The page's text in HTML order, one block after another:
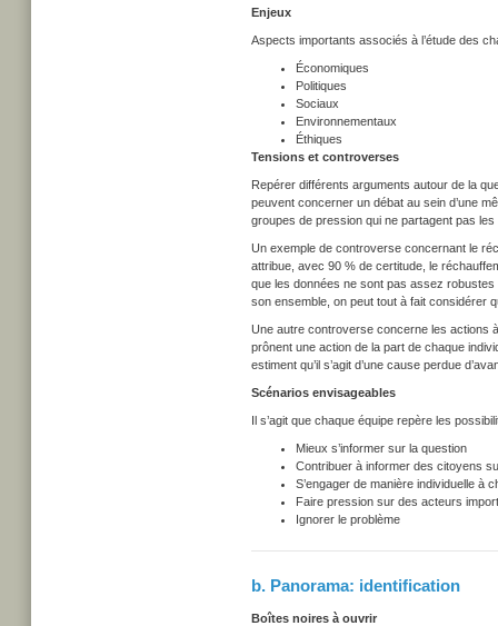
Enjeux
Aspects importants associés à l’étude des
Économiques
Politiques
Sociaux
Environnementaux
Éthiques
Tensions et controverses
Repérer différents arguments autour de la
peuvent concerner un débat au sein d’une
groupes de pression qui ne partagent pas
Un exemple de controverse concernant le
attribue, avec 90 % de certitude, le
que les données ne sont pas assez robustes
son ensemble, on peut tout à fait considérer
Une autre controverse concerne les actions
prônent une action de la part de chaque
estiment qu’il s’agit d’une cause perdue
Scénarios envisageables
Il s’agit que chaque équipe repère les
Mieux s’informer sur la question
Contribuer à informer des citoyens
S’engager de manière individuelle à
Faire pression sur des acteurs
Ignorer le problème
b. Panorama: identification
Boîtes noires à ouvrir